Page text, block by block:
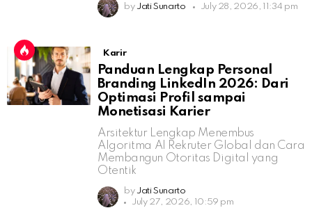
by Jati Sunarto July 28, 2026, 11:34 pm
Karir
Panduan Lengkap Personal
Branding LinkedIn 2026: Dari
Optimasi Profil sampai
Monetisasi Karier
Arsitektur Lengkap Menembus
Algoritma AI Rekruter Global dan Cara
Membangun Otoritas Digital yang
Otentik
by Jati Sunarto
July 27, 2026, 10:59 pm